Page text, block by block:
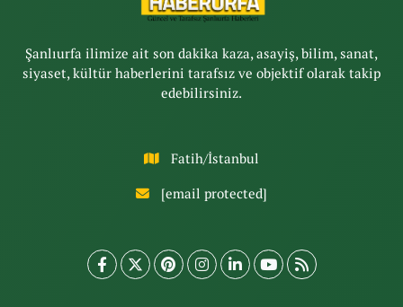
Şanlıurfa ilimize ait son dakika kaza, asayiş, bilim, sanat,
siyaset, kültür haberlerini tarafsız ve objektif olarak takip
edebilirsiniz.
Fatih/İstanbul
[email protected]